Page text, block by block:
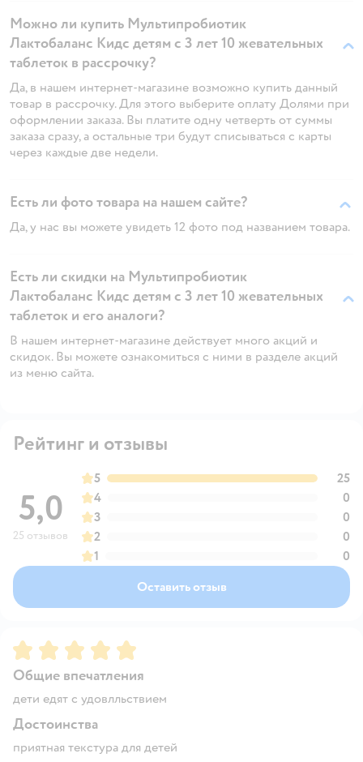
Можно ли купить Мультипробиотик
Лактобаланс Кидс детям с 3 лет 10 жевательных
таблеток в рассрочку?
Да, в нашем интернет-магазине возможно купить данный
товар в рассрочку. Для этого выберите оплату Долями при
оформлении заказа. Вы платите одну четверть от суммы
заказа сразу, а остальные три будут списываться с карты
через каждые две недели.
Есть ли фото товара на нашем сайте?
Да, у нас вы можете увидеть 12 фото под названием товара.
Есть ли скидки на Мультипробиотик
Лактобаланс Кидс детям с 3 лет 10 жевательных
таблеток и его аналоги?
В нашем интернет-магазине действует много акций и
скидок. Вы можете ознакомиться с ними в разделе акций
из меню сайта.
Рейтинг и отзывы
5,0
25 отзывов
5
25
4
0
3
0
2
0
1
0
Оставить отзыв
Рейтинг:5
Общие впечатления
дети едят с удовлльствием
Достоинства
приятная текстура для детей